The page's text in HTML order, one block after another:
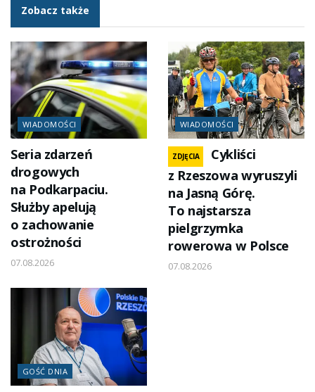
Zobacz także
WIADOMOŚCI
Seria zdarzeń
drogowych
na Podkarpaciu.
Służby apelują
o zachowanie
ostrożności
07.08.2026
WIADOMOŚCI
ZDJĘCIA
Cykliści
z Rzeszowa wyruszyli
na Jasną Górę.
To najstarsza
pielgrzymka
rowerowa w Polsce
07.08.2026
GOŚĆ DNIA